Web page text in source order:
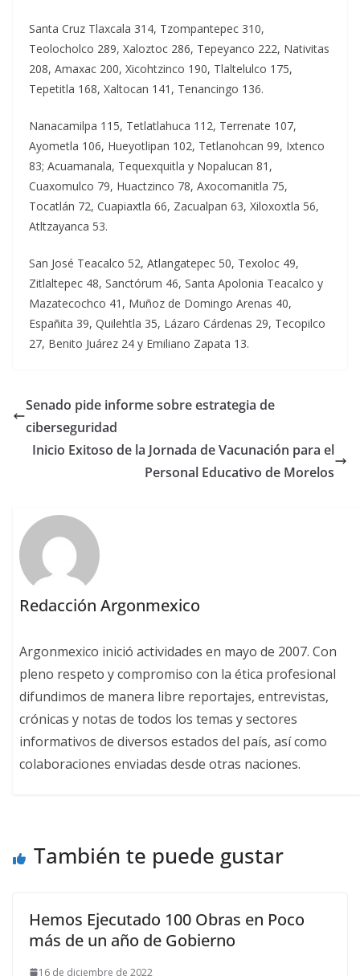
Santa Cruz Tlaxcala 314, Tzompantepec 310,
Teolocholco 289, Xaloztoc 286, Tepeyanco 222, Nativitas
208, Amaxac 200, Xicohtzinco 190, Tlaltelulco 175,
Tepetitla 168, Xaltocan 141, Tenancingo 136.
Nanacamilpa 115, Tetlatlahuca 112, Terrenate 107,
Ayometla 106, Hueyotlipan 102, Tetlanohcan 99, Ixtenco
83; Acuamanala, Tequexquitla y Nopalucan 81,
Cuaxomulco 79, Huactzinco 78, Axocomanitla 75,
Tocatlán 72, Cuapiaxtla 66, Zacualpan 63, Xiloxoxtla 56,
Atltzayanca 53.
San José Teacalco 52, Atlangatepec 50, Texoloc 49,
Zitlaltepec 48, Sanctórum 46, Santa Apolonia Teacalco y
Mazatecochco 41, Muñoz de Domingo Arenas 40,
Españita 39, Quilehtla 35, Lázaro Cárdenas 29, Tecopilco
27, Benito Juárez 24 y Emiliano Zapata 13.
Senado pide informe sobre estrategia de
ciberseguridad
Inicio Exitoso de la Jornada de Vacunación para el
Personal Educativo de Morelos
Redacción Argonmexico
Argonmexico inició actividades en mayo de 2007. Con
pleno respeto y compromiso con la ética profesional
difundimos de manera libre reportajes, entrevistas,
crónicas y notas de todos los temas y sectores
informativos de diversos estados del país, así como
colaboraciones enviadas desde otras naciones.
También te puede gustar
Hemos Ejecutado 100 Obras en Poco
más de un año de Gobierno
16 de diciembre de 2022